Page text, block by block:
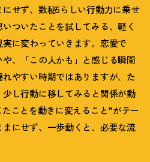
にせず、数秘5らしい行動力に乗せ
ついたことを試してみる、軽く
に変わっていきます。恋愛で
、「この人かも」と感じる瞬間
やすい時期ではありますが、た
し行動に移してみると関係が動
ことを動きに変えること”がテー
にせず、一歩動くと、必要な流